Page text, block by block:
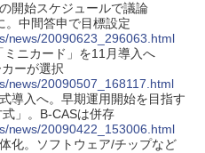
開始スケジュールで議論
。中間答申で目標設定
news/20090623_296063.html
ミニカード」を11月導入へ
ーが選択
news/20090507_168117.html
導入へ。早期運用開始を目指す
」。B-CASは併存
news/20090422_153006.html
化。ソフトウェア/チップなど